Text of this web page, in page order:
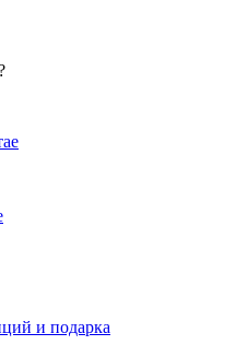
и подарка